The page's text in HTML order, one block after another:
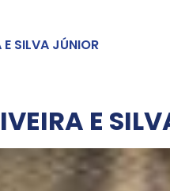
SILVA JÚNIOR
E